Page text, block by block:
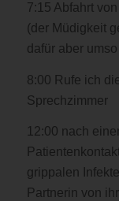
7:15 Abfahrt
(der Müdigkeit
dafür aber
8:00 Rufe ich
Sprechzimmer
12:00 nach
grippalen
Partnerin von